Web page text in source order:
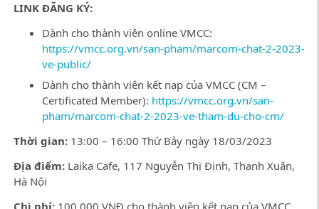
LINK ĐĂNG KÝ:
Dành cho thành viên online VMCC:
https://vmcc.org.vn/san-pham/marcom-chat-2-2023-
ve-public/
Dành cho thành viên kết nạp của VMCC (CM –
Certificated Member): https://vmcc.org.vn/san-
pham/marcom-chat-2-2023-ve-tham-du-cho-cm/
Thời gian:13:00 – 16:00 Thứ Bảy ngày 18/03/2023
Địa điểm:Laika Cafe, 117 Nguyễn Thị Định, Thanh Xuân,
Hà Nội
Chi phí:100.000 VNĐ cho thành viên kết nạp của VMCC